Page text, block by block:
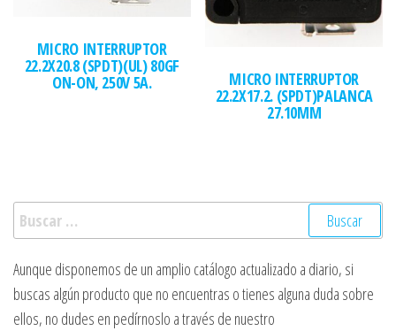
MICRO INTERRUPTOR
22.2X20.8 (SPDT)(UL) 80GF
ON-ON, 250V 5A. MICRO INTERRUPTOR
22.2X17.2. (SPDT)PALANCA
27.10MM
Buscar:
Aunque disponemos de un amplio catálogo actualizado a diario, si
buscas algún producto que no encuentras o tienes alguna duda sobre
ellos, no dudes en pedírnoslo a través de nuestro